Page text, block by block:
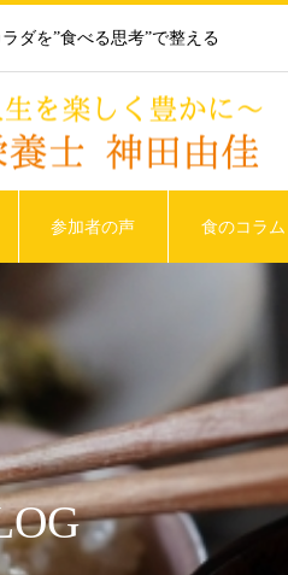
ダを”食べる思考”で整える
参加者の声 食のコラム